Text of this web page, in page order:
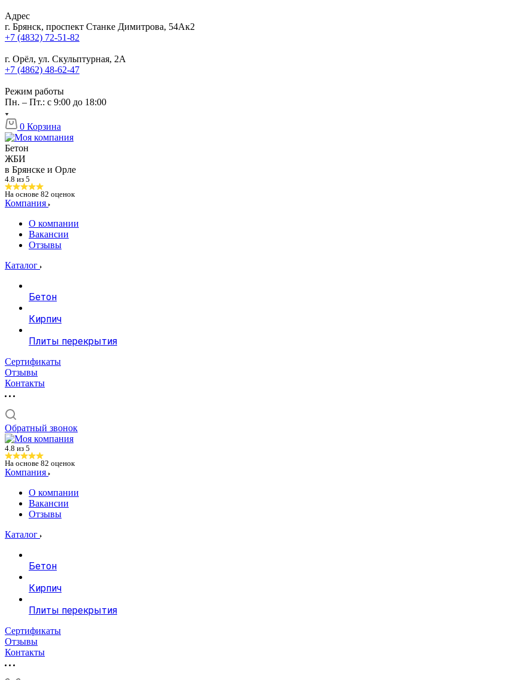
Адрес
г. Брянск, проспект Станке Димитрова, 54Ак2
+7 (4832) 72-51-82
г. Орёл, ул. Скульптурная, 2А
+7 (4862) 48-62-47
Режим работы
Пн. – Пт.: с 9:00 до 18:00
0 Корзина
Бетон
ЖБИ
в Брянске и Орле
4.8 из 5
На основе 82 оценок
Компания
О компании
Вакансии
Отзывы
Каталог
Бетон
Кирпич
Плиты перекрытия
Сертификаты
Отзывы
Контакты
Обратный звонок
4.8 из 5
На основе 82 оценок
Компания
О компании
Вакансии
Отзывы
Каталог
Бетон
Кирпич
Плиты перекрытия
Сертификаты
Отзывы
Контакты